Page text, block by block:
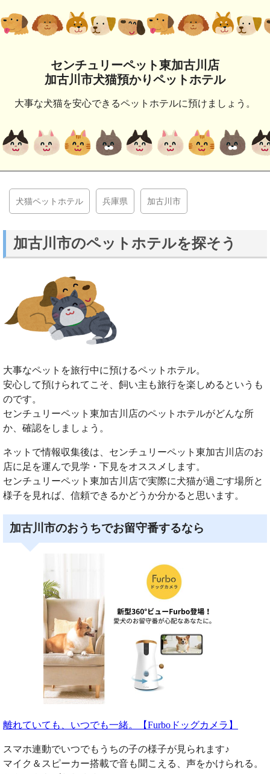
センチュリーペット東加古川店
加古川市犬猫預かりペットホテル
大事な犬猫を安心できるペットホテルに預けましょう。
犬猫ペットホテル 兵庫県 加古川市
加古川市のペットホテルを探そう
大事なペットを旅行中に預けるペットホテル。
安心して預けられてこそ、飼い主も旅行を楽しめるというも
のです。
センチュリーペット東加古川店のペットホテルがどんな所
か、確認をしましょう。
ネットで情報収集後は、センチュリーペット東加古川店のお
店に足を運んで見学・下見をオススメします。
センチュリーペット東加古川店で実際に犬猫が過ごす場所と
様子を見れば、信頼できるかどうか分かると思います。
加古川市のおうちでお留守番するなら
離れていても、いつでも一緒。【Furboドッグカメラ】
スマホ連動でいつでもうちの子の様子が見られます♪
マイク＆スピーカー搭載で音も聞こえる、声をかけられる。